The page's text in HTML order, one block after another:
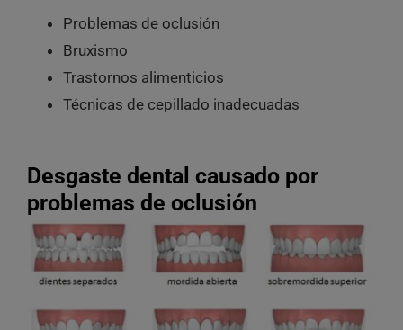
Problemas de oclusión
Bruxismo
Trastornos alimenticios
Técnicas de cepillado inadecuadas
Desgaste dental causado por
problemas de oclusión